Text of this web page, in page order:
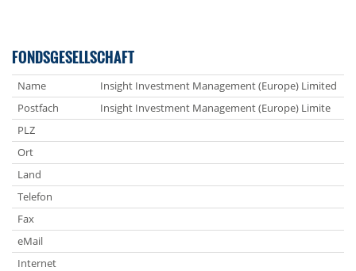
FONDSGESELLSCHAFT
Name
Insight Investment Management (Europe) Limited
Postfach
Insight Investment Management (Europe) Limite
PLZ
Ort
Land
Telefon
Fax
eMail
Internet